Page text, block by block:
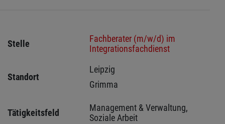
Stelle
Fachberater (m/w/d) im
Integrationsfachdienst
Standort
Leipzig
Grimma
Tätigkeitsfeld
Management & Verwaltung,
Soziale Arbeit